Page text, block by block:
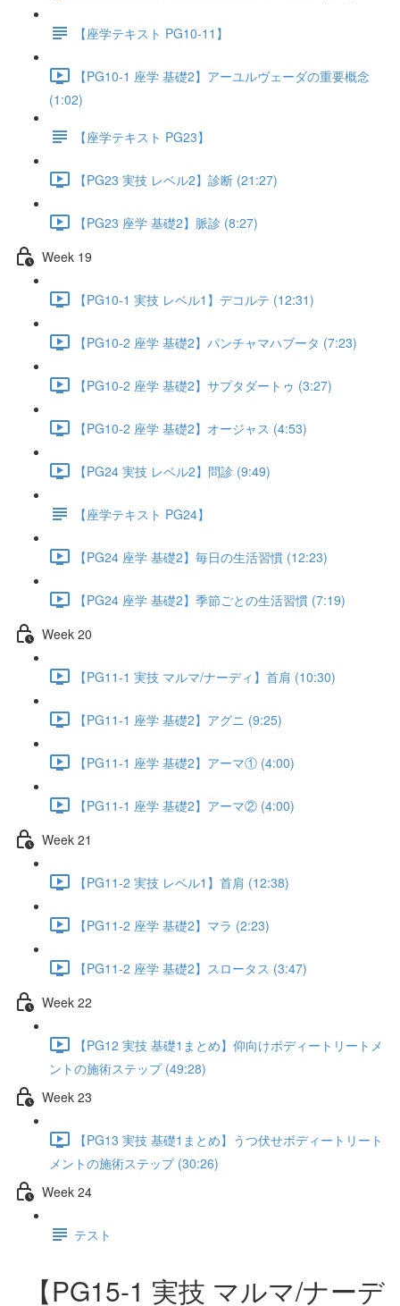
【座学テキスト PG10-11】
【PG10-1 座学 基礎2】アーユルヴェーダの重要概念
(1:02)
【座学テキスト PG23】
【PG23 実技 レベル2】診断 (21:27)
【PG23 座学 基礎2】脈診 (8:27)
Week 19
【PG10-1 実技 レベル1】デコルテ (12:31)
【PG10-2 座学 基礎2】パンチャマハブータ (7:23)
【PG10-2 座学 基礎2】サプタダートゥ (3:27)
【PG10-2 座学 基礎2】オージャス (4:53)
【PG24 実技 レベル2】問診 (9:49)
【座学テキスト PG24】
【PG24 座学 基礎2】毎日の生活習慣 (12:23)
【PG24 座学 基礎2】季節ごとの生活習慣 (7:19)
Week 20
【PG11-1 実技 マルマ/ナーディ】首肩 (10:30)
【PG11-1 座学 基礎2】アグニ (9:25)
【PG11-1 座学 基礎2】アーマ① (4:00)
【PG11-1 座学 基礎2】アーマ② (4:00)
Week 21
【PG11-2 実技 レベル1】首肩 (12:38)
【PG11-2 座学 基礎2】マラ (2:23)
【PG11-2 座学 基礎2】スロータス (3:47)
Week 22
【PG12 実技 基礎1まとめ】仰向けボディートリートメ
ントの施術ステップ (49:28)
Week 23
【PG13 実技 基礎1まとめ】うつ伏せボディートリート
メントの施術ステップ (30:26)
Week 24
テスト
【PG15-1 実技 マルマ/ナーデ